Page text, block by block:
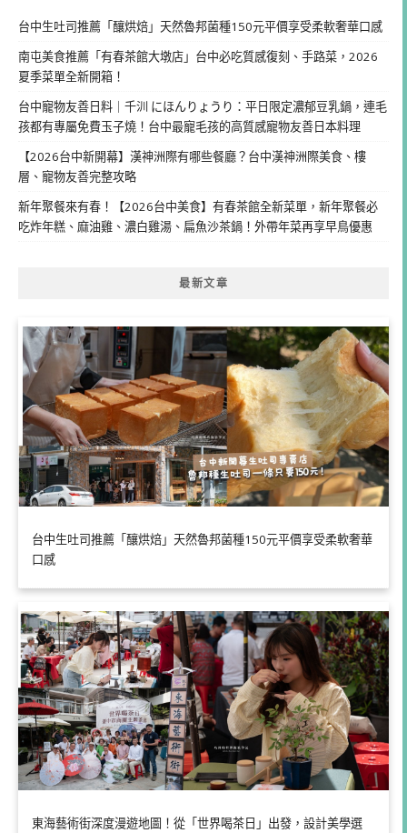
台中生吐司推薦「釀烘焙」天然魯邦菌種150元平價享受柔軟奢華口感
南屯美食推薦「有春茶館大墩店」台中必吃質感復刻、手路菜，2026
夏季菜單全新開箱！
台中寵物友善日料｜千汌 にほんりょうり：平日限定濃郁豆乳鍋，連毛
孩都有專屬免費玉子燒！台中最寵毛孩的高質感寵物友善日本料理
【2026台中新開幕】漢神洲際有哪些餐廳？台中漢神洲際美食、樓
層、寵物友善完整攻略
新年聚餐來有春！【2026台中美食】有春茶館全新菜單，新年聚餐必
吃炸年糕、麻油雞、濃白雞湯、扁魚沙茶鍋！外帶年菜再享早鳥優惠
最新文章
台中生吐司推薦「釀烘焙」天然魯邦菌種150元平價享受柔軟奢華
口感
東海藝術街深度漫遊地圖！從「世界喝茶日」出發，設計美學選